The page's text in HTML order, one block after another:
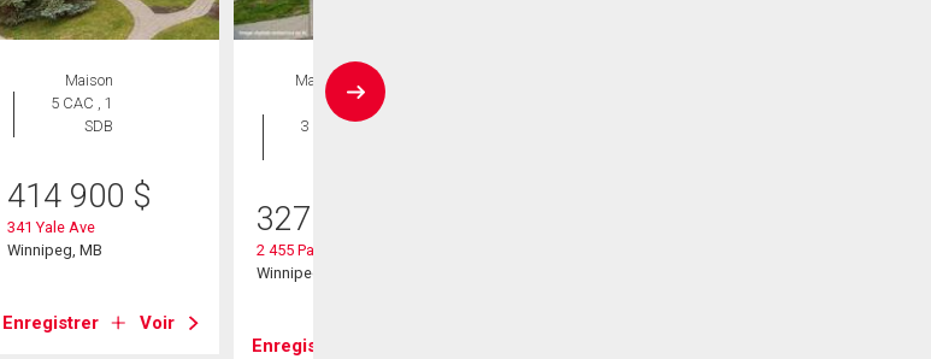
Maison
5 CAC , 1
SDB
414 900 $
341 Yale Ave
Winnipeg, MB
Enregistrer Voir
Maison en
rangée
3 CAC , 3
327 500
2 455 Pandora Avenue W
Winnipeg, MB
Enregistrer